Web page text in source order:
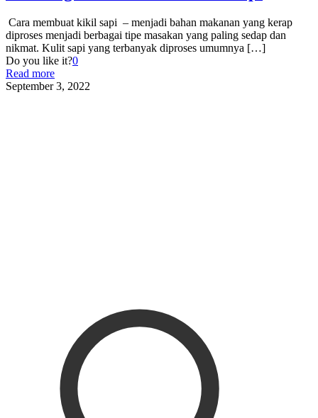
Cara membuat kikil sapi – menjadi bahan makanan yang kerap
diproses menjadi berbagai tipe masakan yang paling sedap dan
nikmat. Kulit sapi yang terbanyak diproses umumnya […]
Do you like it?0
Read more
September 3, 2022